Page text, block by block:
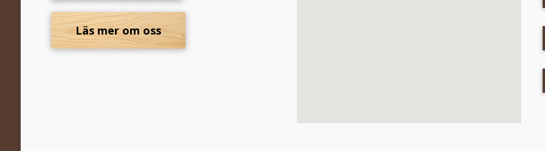
Läs mer om oss